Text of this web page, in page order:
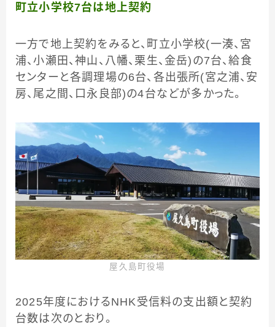
町立小学校7台は地上契約
一方で地上契約をみると、町立小学校(一湊、宮
浦、小瀬田、神山、八幡、栗生、金岳)の7台、給食
センターと各調理場の6台、各出張所(宮之浦、安
房、尾之間、口永良部)の4台などが多かった。
屋久島町役場
2025年度におけるNHK受信料の支出額と契約
台数は次のとおり。